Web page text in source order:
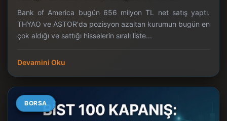
Bank of America bugün 656 milyon TL net satış yaptı.
THYAO ve ASTOR'da pozisyon azaltan kurumun bugün en
çok aldığı ve sattığı hisselerin sıralı liste...
Devamini Oku
BORSA